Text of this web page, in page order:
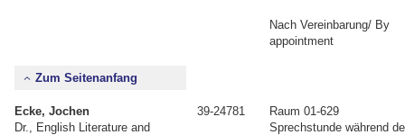
Nach Vereinbarung/ By
appointment
Zum Seitenanfang
Ecke, Jochen
Dr., English Literature and
39-24781
Raum 01-629
Sprechstunde während